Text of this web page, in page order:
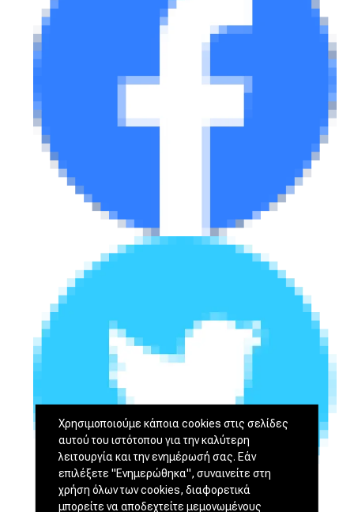
Χρησιμοποιούμε κάποια cookies στις σελίδες
αυτού του ιστότοπου για την καλύτερη
λειτουργία και την ενημέρωσή σας. Εάν
επιλέξετε "Ενημερώθηκα", συναινείτε στη
χρήση όλων των cookies, διαφορετικά
μπορείτε να αποδεχτείτε μεμονωμένους